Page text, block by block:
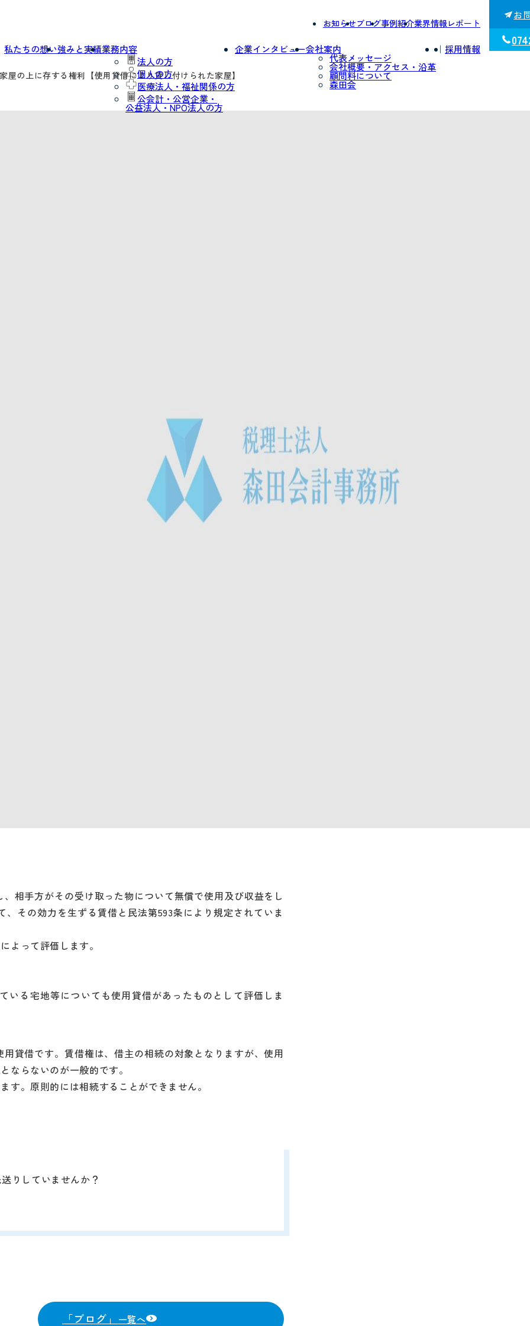
お知らせブログ事例紹介業界情報レポート
私たちの想い強みと実績業務内容
法人の方
個人の方
医療法人・福祉関係の方
公会計・公営企業・
公益法人・NPO法人の方
企業インタビュー会社案内
代表メッセージ
会社概要・アクセス・沿革
顧問料について
森田会
｜ 採用情報
お
の上に存する権利【使用貸借により貸し付けられた家屋】
相手方がその受け取った物について無償で使用及び収益をし
その効力を生ずる賃借と民法第593条により規定されていま
よって評価します。
る宅地等についても使用貸借があったものとして評価しま
貸借です。賃借権は、借主の相続の対象となりますが、使用
ならないのが一般的です。
。原則的には相続することができません。
りしていませんか？
「ブログ」 一覧へ